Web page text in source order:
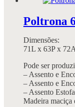
Poltrona
Dimensões:
71L x 63P x
Pode ser
– Assento e
– Assento e
– Assento
Madeira maciça